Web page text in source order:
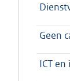
Geen
ICT